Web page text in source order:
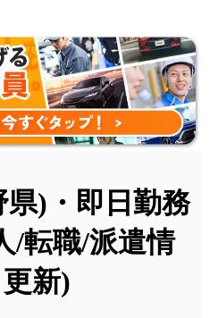
)・即日勤務
/転職/派遣情
更新)